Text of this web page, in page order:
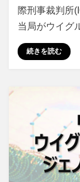
際刑事裁判所
当局がウイグ
続きを読む